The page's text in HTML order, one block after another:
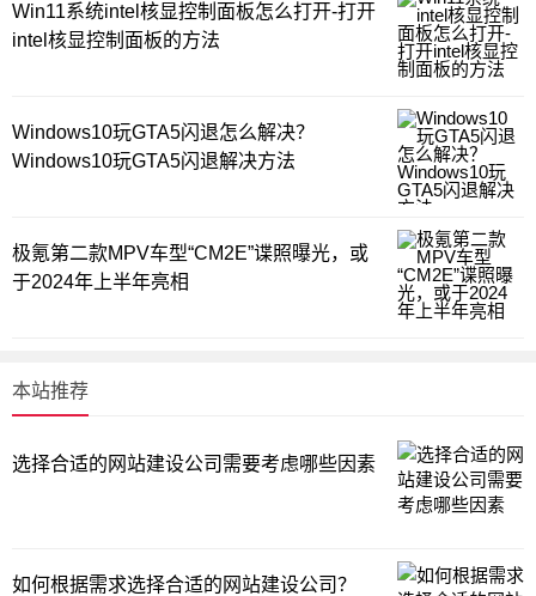
Win11系统intel核显控制面板怎么打开-打开
intel核显控制面板的方法
Windows10玩GTA5闪退怎么解决？
Windows10玩GTA5闪退解决方法
极氪第二款MPV车型“CM2E”谍照曝光，或
于2024年上半年亮相
本站推荐
选择合适的网站建设公司需要考虑哪些因素
如何根据需求选择合适的网站建设公司？